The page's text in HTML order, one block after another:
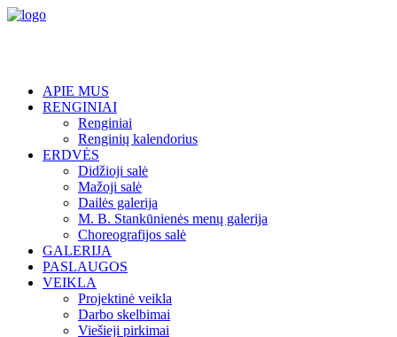
APIE MUS
RENGINIAI
Renginiai
Renginių kalendorius
ERDVĖS
Didžioji salė
Mažoji salė
Dailės galerija
M. B. Stankūnienės menų galerija
Choreografijos salė
GALERIJA
PASLAUGOS
VEIKLA
Projektinė veikla
Darbo skelbimai
Viešieji pirkimai